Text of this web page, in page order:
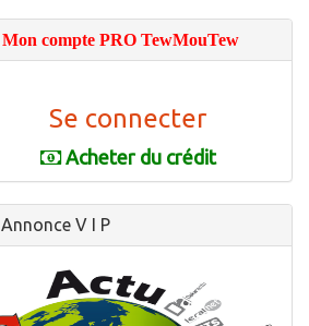
Mon compte PRO TewMouTew
Se connecter
Acheter du crédit
Annonce V I P